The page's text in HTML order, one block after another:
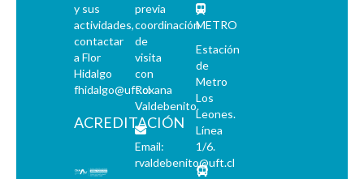
y sus
actividades,
contactar
a Flor
Hidalgo
fhidalgo@uft.cl
ACREDITACIÓN
previa
coordinación
de
visita
con
Roxana
Valdebenito.
Email:
rvaldebenito@uft.cl
METRO
Estación
de
Metro
Los
Leones.
Línea
1/6.